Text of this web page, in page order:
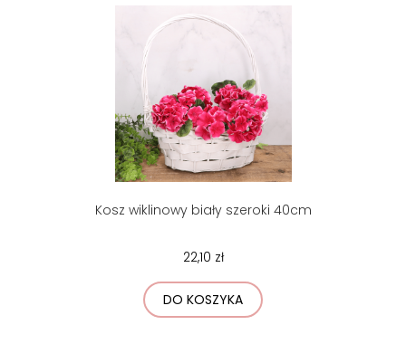
Kosz wiklinowy biały szeroki 40cm
22,10 zł
DO KOSZYKA